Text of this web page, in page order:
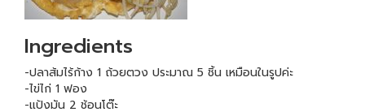
Ingredients
-ปลาส้มไร้ก้าง 1 ถ้วยตวง ประมาณ 5 ชิ้น เหมือนในรูปค่ะ
-ไข่ไก่ 1 ฟอง
-แป้งมัน 2 ช้อนโต๊ะ